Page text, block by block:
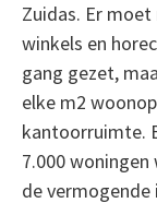
Zuidas. Er
winkels en
gang gezet,
elke m2
kantoorruimte.
7.000
de vermogende